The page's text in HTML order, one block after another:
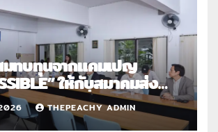
ทบทุนจากแคมเปญ
ให้กับสมาคมส่ง
ภาพสตรีฯ เนื่องในวันสตรี
THEPEACHY ADMIN